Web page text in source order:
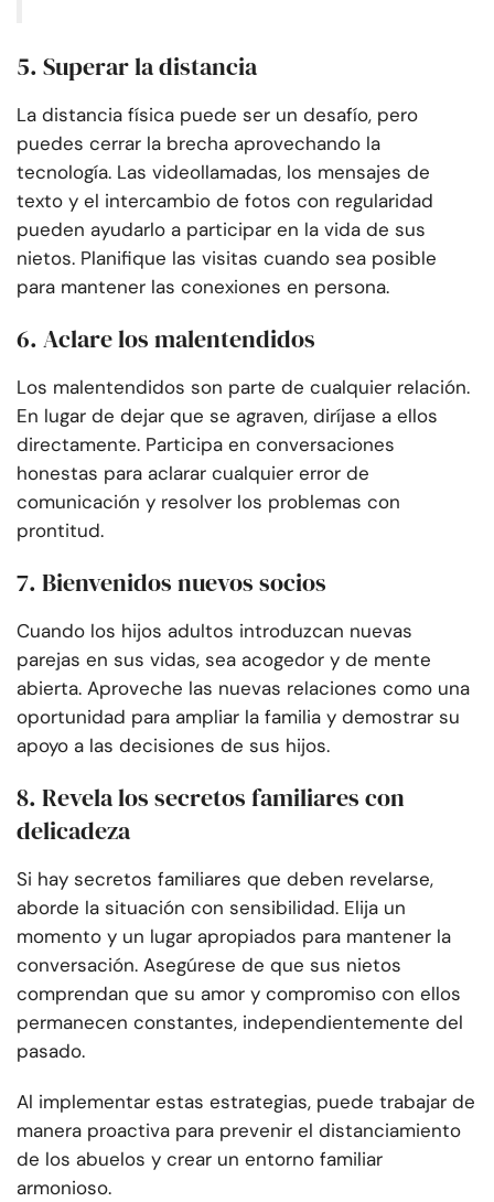
5. Superar la distancia
La distancia física puede ser un desafío, pero
puedes cerrar la brecha aprovechando la
tecnología. Las videollamadas, los mensajes de
texto y el intercambio de fotos con regularidad
pueden ayudarlo a participar en la vida de sus
nietos. Planifique las visitas cuando sea posible
para mantener las conexiones en persona.
6. Aclare los malentendidos
Los malentendidos son parte de cualquier relación.
En lugar de dejar que se agraven, diríjase a ellos
directamente. Participa en conversaciones
honestas para aclarar cualquier error de
comunicación y resolver los problemas con
prontitud.
7. Bienvenidos nuevos socios
Cuando los hijos adultos introduzcan nuevas
parejas en sus vidas, sea acogedor y de mente
abierta. Aproveche las nuevas relaciones como una
oportunidad para ampliar la familia y demostrar su
apoyo a las decisiones de sus hijos.
8. Revela los secretos familiares con
delicadeza
Si hay secretos familiares que deben revelarse,
aborde la situación con sensibilidad. Elija un
momento y un lugar apropiados para mantener la
conversación. Asegúrese de que sus nietos
comprendan que su amor y compromiso con ellos
permanecen constantes, independientemente del
pasado.
Al implementar estas estrategias, puede trabajar de
manera proactiva para prevenir el distanciamiento
de los abuelos y crear un entorno familiar
armonioso.